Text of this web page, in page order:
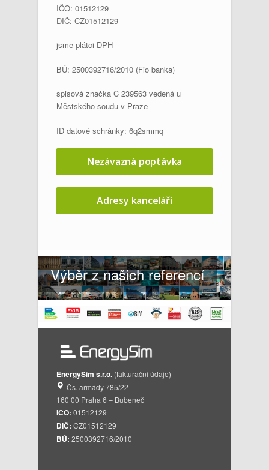
IČO: 01512129
DIČ: CZ01512129
jsme plátci DPH
BÚ: 2500392716/2010 (Fio banka)
spisová značka C 239563 vedená u
Městského soudu v Praze
ID datové schránky: 6q2smmq
Nezávazná poptávka
Adresy kanceláří
Výběr z našich referencí
EnergySim s.r.o. (fakturační údaje)
Čs. armády 785/22
160 00 Praha 6 – Bubeneč
IČO: 01512129
DIČ: CZ01512129
BÚ: 2500392716/2010